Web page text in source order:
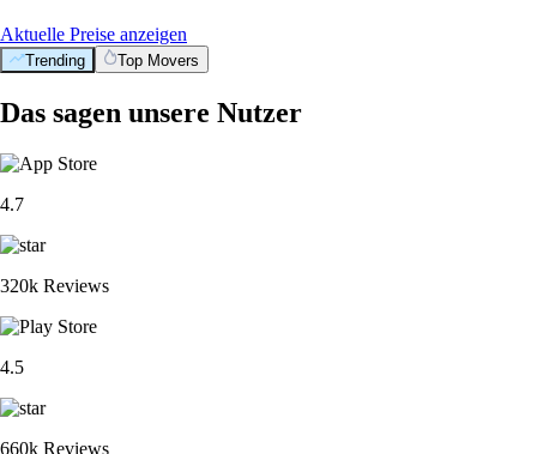
Aktuelle Preise anzeigen
Trending Top Movers
Das sagen unsere Nutzer
4.7
320k Reviews
4.5
660k Reviews